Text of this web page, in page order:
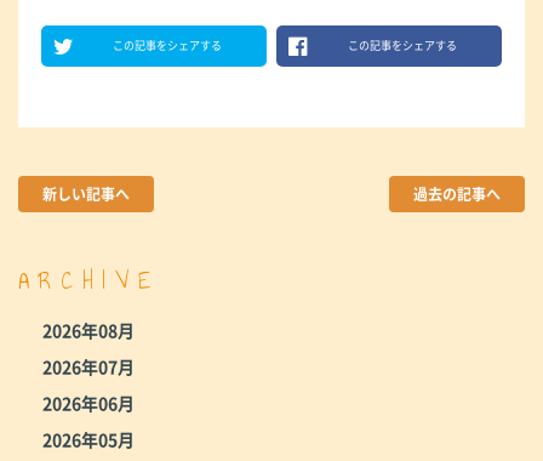
この記事をシェアする この記事をシェアする
新しい記事へ 過去の記事へ
ARCHIVE
2026年08月
2026年07月
2026年06月
2026年05月